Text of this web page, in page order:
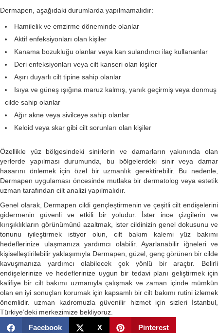
Dermapen, aşağıdaki durumlarda yapılmamalıdır:
Hamilelik ve emzirme döneminde olanlar
Aktif enfeksiyonları olan kişiler
Kanama bozukluğu olanlar veya kan sulandırıcı ilaç kullananlar
Deri enfeksiyonları veya cilt kanseri olan kişiler
Aşırı duyarlı cilt tipine sahip olanlar
Isıya ve güneş ışığına maruz kalmış, yanık geçirmiş veya donmuş
cilde sahip olanlar
Ağır akne veya sivilceye sahip olanlar
Keloid veya skar gibi cilt sorunları olan kişiler
Özellikle yüz bölgesindeki sinirlerin ve damarların yakınında olan
yerlerde yapılması durumunda, bu bölgelerdeki sinir veya damar
hasarını önlemek için özel bir uzmanlık gerektirebilir. Bu nedenle,
Dermapen uygulaması öncesinde mutlaka bir dermatolog veya estetik
uzman tarafından cilt analizi yapılmalıdır.
Genel olarak, Dermapen cildi gençleştirmenin ve çeşitli cilt endişelerini
gidermenin güvenli ve etkili bir yoludur. İster ince çizgilerin ve
kırışıklıkların görünümünü azaltmak, ister cildinizin genel dokusunu ve
tonunu iyileştirmek istiyor olun, cilt bakım kalemi yüz bakımı
hedeflerinize ulaşmanıza yardımcı olabilir. Ayarlanabilir iğneleri ve
kişiselleştirilebilir yaklaşımıyla Dermapen, güzel, genç görünen bir cilde
kavuşmanıza yardımcı olabilecek çok yönlü bir araçtır. Belirli
endişelerinize ve hedeflerinize uygun bir tedavi planı geliştirmek için
kalifiye bir cilt bakımı uzmanıyla çalışmak ve zaman içinde mümkün
olan en iyi sonuçları korumak için kapsamlı bir cilt bakımı rutini izlemek
önemlidir. uzman kadromuzla güvenilir hizmet için sizleri İstanbul,
Türkiye’deki merkezimize bekliyoruz.
Facebook X Pinterest